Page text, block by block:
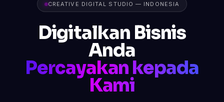
CREATIVE DIGITAL STUDIO — INDONESIA
Digitalkan Bisnis
Anda
Percayakan kepada
Kami